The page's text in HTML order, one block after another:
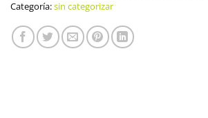
Categoría:sin categorizar